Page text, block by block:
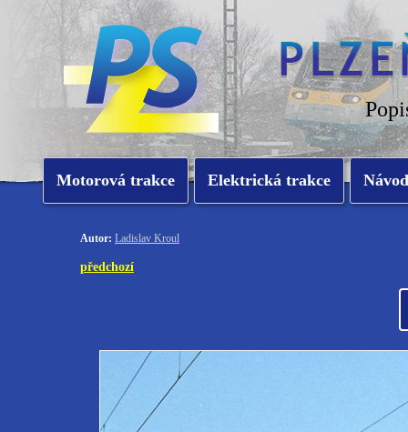
Motorová trakce Elektrická trakce
Autor: Ladislav Kroul
předchozí